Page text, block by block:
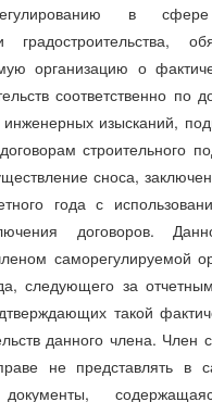
в сфере
градостроительства,
организацию о
соответственно по
изысканий,
строительного
сноса,
года с
договоров.
саморегулируемой
следующего за
такой
данного члена. Член
не представлять в
документы,